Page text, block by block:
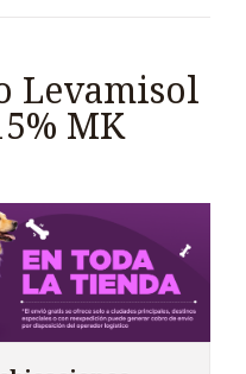
Levamisol
MK